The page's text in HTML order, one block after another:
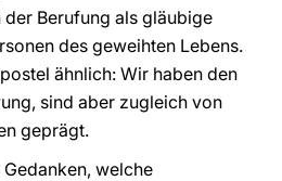
Berufung als gläubige
des geweihten Lebens.
ähnlich: Wir haben den
sind aber zugleich von
geprägt.
welche